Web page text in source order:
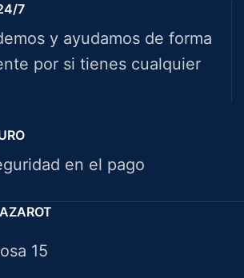
7
y ayudamos de forma
por si tienes cualquier
en el pago
15